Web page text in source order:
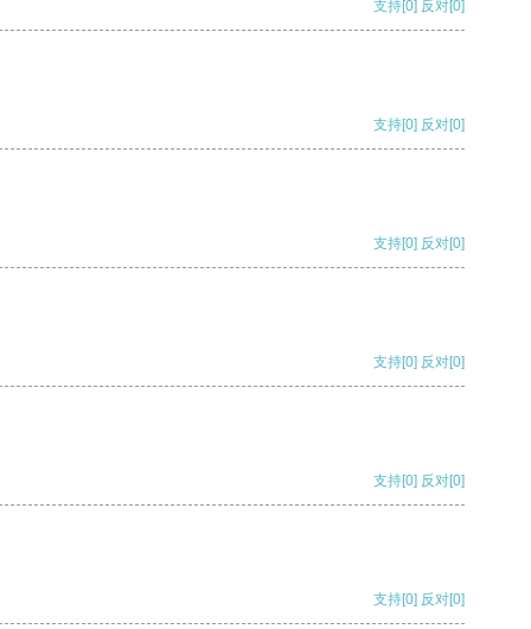
支持[0] 反对[0]
支持[0] 反对[0]
支持[0] 反对[0]
支持[0] 反对[0]
支持[0] 反对[0]
支持[0] 反对[0]